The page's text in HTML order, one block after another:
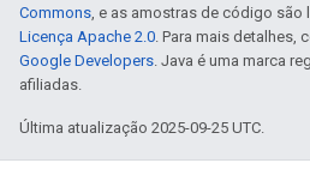
Commons, e as amostras de código são
Licença Apache 2.0. Para mais detalhes,
Google Developers. Java é uma marca
afiliadas.
Última atualização 2025-09-25 UTC.